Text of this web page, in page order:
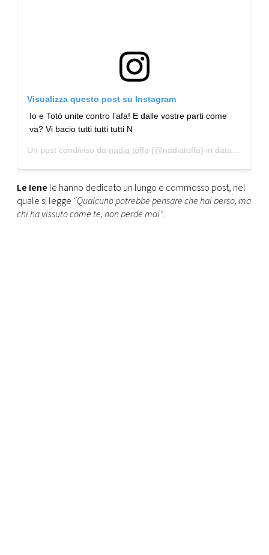
Visualizza questo post su Instagram
Io e Totò unite contro l’afa! E dalle vostre parti come
va? Vi bacio tutti tutti tutti N
Un post condiviso da nadia toffa (@nadiatoffa) in data: 1 Lug
Le Iene le hanno dedicato un lungo e commosso post, nel
quale si legge “Qualcuno potrebbe pensare che hai perso, ma
chi ha vissuto come te, non perde mai”.